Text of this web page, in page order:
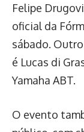
Felipe
oficial da
sábado.
é Lucas di
Yamaha ABT.
O evento